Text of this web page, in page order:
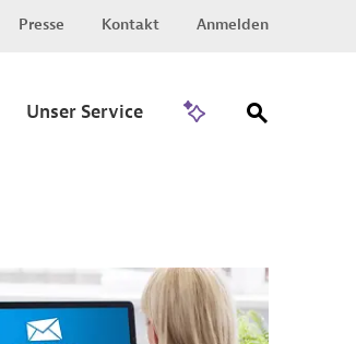
Presse Kontakt Anmelden
Unser Service